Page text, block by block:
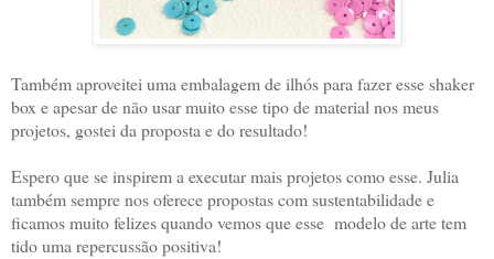
Também aproveitei uma embalagem de ilhós para fazer esse shaker
box e apesar de não usar muito esse tipo de material nos meus
projetos, gostei da proposta e do resultado!
Espero que se inspirem a executar mais projetos como esse. Julia
também sempre nos oferece propostas com sustentabilidade e
ficamos muito felizes quando vemos que esse modelo de arte tem
tido uma repercussão positiva!